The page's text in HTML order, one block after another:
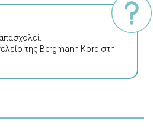
της Bergmann Kord στη